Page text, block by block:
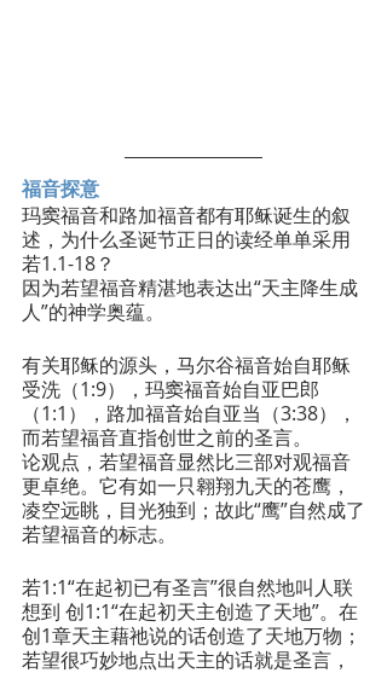
福音探意
玛窦福音和路加福音都有耶稣诞生的叙
述，为什么圣诞节正日的读经单单采用
若1.1-18？
因为若望福音精湛地表达出“天主降生成
人”的神学奥蕴。
有关耶稣的源头，马尔谷福音始自耶稣
受洗（1:9），玛窦福音始自亚巴郎
（1:1），路加福音始自亚当（3:38），
而若望福音直指创世之前的圣言。
论观点，若望福音显然比三部对观福音
更卓绝。它有如一只翱翔九天的苍鹰，
凌空远眺，目光独到；故此“鹰”自然成了
若望福音的标志。
若1:1“在起初已有圣言”很自然地叫人联
想到 创1:1“在起初天主创造了天地”。在
创1章天主藉祂说的话创造了天地万物；
若望很巧妙地点出天主的话就是圣言，